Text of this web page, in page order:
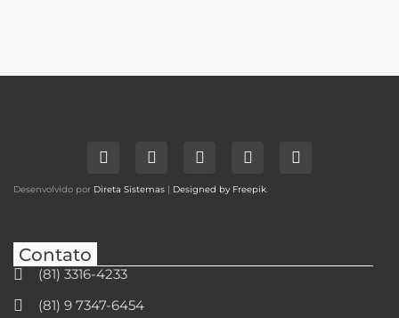
Desenvolvido por Direta Sistemas | Designed by Freepik.
Contato
(81) 3316-4233
(81) 9 7347-6454